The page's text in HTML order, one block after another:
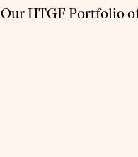
Our HTGF Portfolio